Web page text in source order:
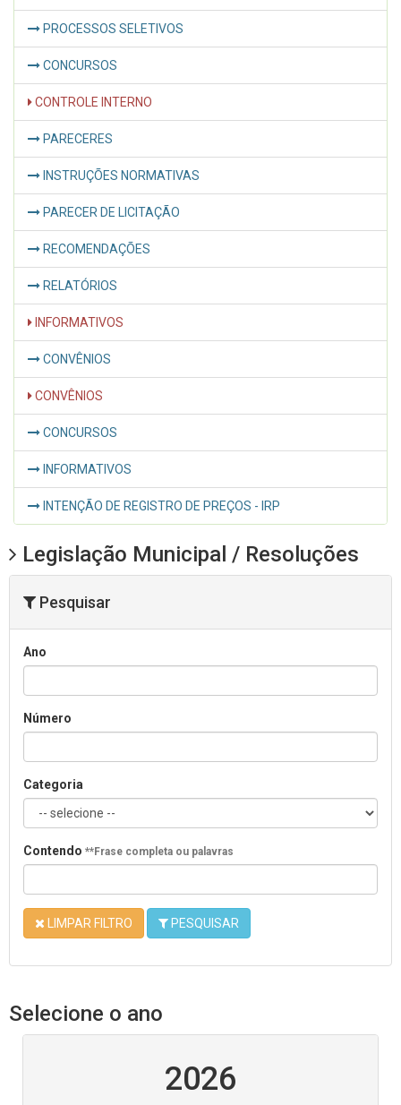
PROCESSOS SELETIVOS
CONCURSOS
CONTROLE INTERNO
PARECERES
INSTRUÇÕES NORMATIVAS
PARECER DE LICITAÇÃO
RECOMENDAÇÕES
RELATÓRIOS
INFORMATIVOS
CONVÊNIOS
CONVÊNIOS
CONCURSOS
INFORMATIVOS
INTENÇÃO DE REGISTRO DE PREÇOS - IRP
Legislação Municipal / Resoluções
Pesquisar
Ano
Número
Categoria
Contendo **Frase completa ou palavras
LIMPAR FILTRO PESQUISAR
Selecione o ano
2026